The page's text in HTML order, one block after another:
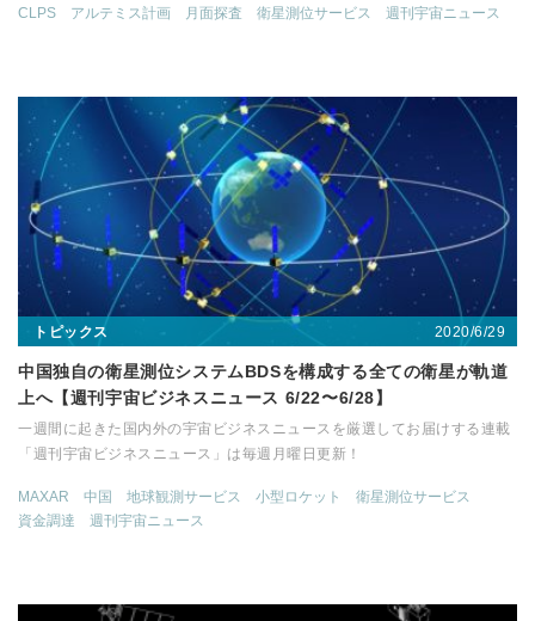
CLPS アルテミス計画 月面探査 衛星測位サービス 週刊宇宙ニュース
トピックス 2020/6/29
中国独自の衛星測位システムBDSを構成する全ての衛星が軌道
上へ【週刊宇宙ビジネスニュース 6/22〜6/28】
一週間に起きた国内外の宇宙ビジネスニュースを厳選してお届けする連載
「週刊宇宙ビジネスニュース」は毎週月曜日更新！
MAXAR 中国 地球観測サービス 小型ロケット
衛星測位サービス
資金調達
週刊宇宙ニュース